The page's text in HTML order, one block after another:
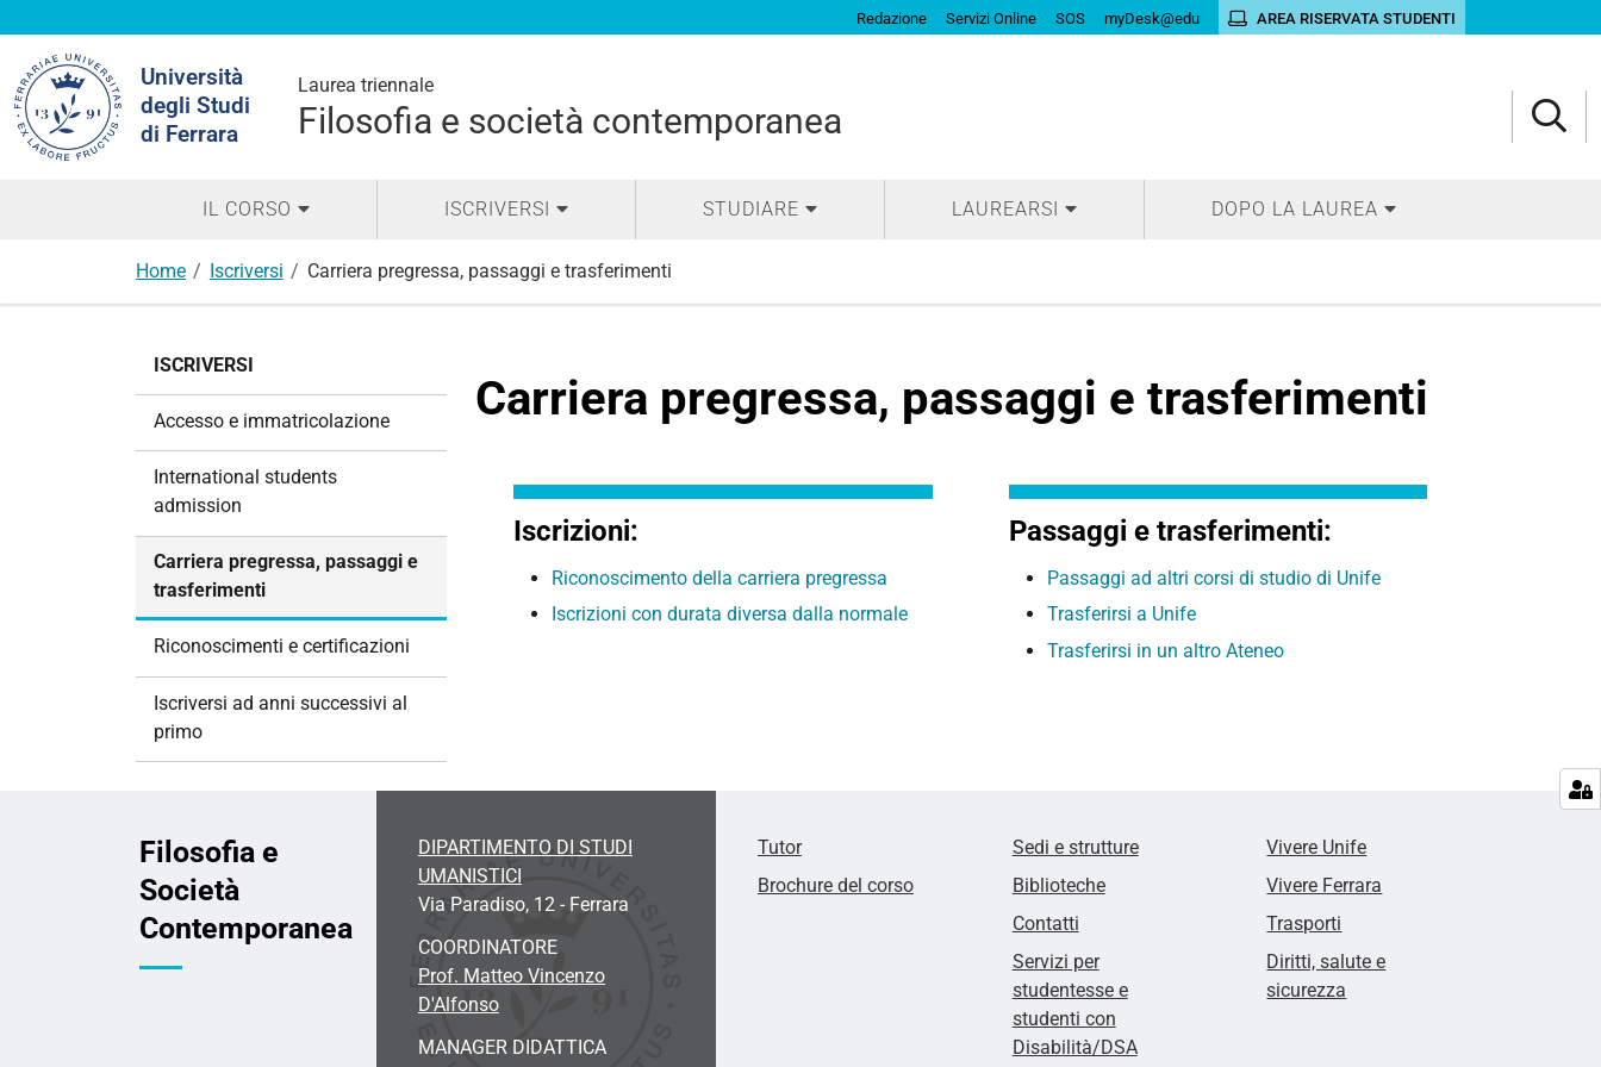
Redazione Servizi Online SOS myDesk@edu AREA RISERVATA STUDENTI
Università
degli Studi
di Ferrara
Laurea triennale
Filosofia e società contemporanea
nel
sito
IL CORSO ISCRIVERSI STUDIARE LAUREARSI DOPO LA LAUREA
Home Iscriversi Carriera pregressa, passaggi e trasferimenti
Carriera pregressa, passaggi e trasferimenti
Iscrizioni:
Riconoscimento della carriera pregressa
Iscrizioni con durata diversa dalla normale
Passaggi e trasferimenti:
Passaggi ad altri corsi di studio di Unife
Trasferirsi a Unife
Trasferirsi in un altro Ateneo
ISCRIVERSI
Accesso e immatricolazione
International students
admission
Carriera pregressa, passaggi e
trasferimenti
Riconoscimenti e certificazioni
Iscriversi ad anni successivi al
primo
Filosofia e
Società
Contemporanea
DIPARTIMENTO DI STUDI
UMANISTICI
Via Paradiso, 12 - Ferrara
COORDINATORE
Prof. Matteo Vincenzo
D'Alfonso
MANAGER DIDATTICA
Tutor
Brochure del corso
Sedi e strutture
Biblioteche
Contatti
Servizi per
studentesse e
studenti con
Disabilità/DSA
Vivere Unife
Vivere Ferrara
Trasporti
Diritti, salute e
sicurezza